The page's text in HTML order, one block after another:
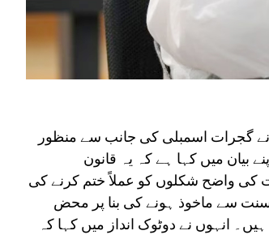
نے گجرات اسمبلی کی جانب سے منظور
بیان میں کہا ہے کہ یہ قانون
کی واضح شکلوں کو عملاً ختم کرنے کی
سے ماخوذ ہونے کی بنا پر محض
انہوں نے دوٹوک انداز میں کہا کہ